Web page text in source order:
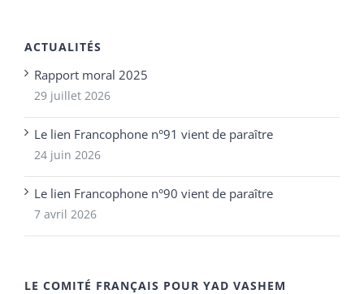
ACTUALITÉS
Rapport moral 2025
29 juillet 2026
Le lien Francophone n°91 vient de paraître
24 juin 2026
Le lien Francophone n°90 vient de paraître
7 avril 2026
LE COMITÉ FRANÇAIS POUR YAD VASHEM